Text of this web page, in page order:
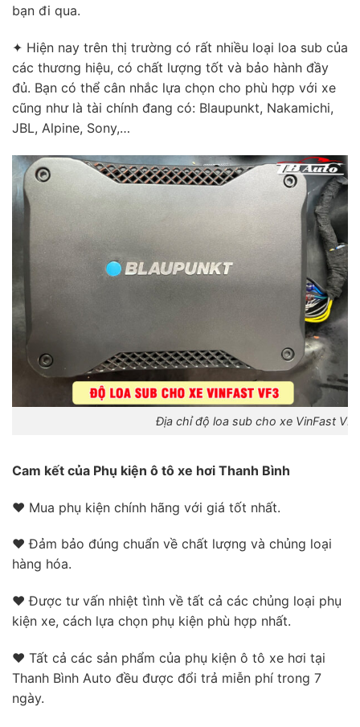
bạn đi qua.
✦ Hiện nay trên thị trường có rất nhiều loại loa sub của
các thương hiệu, có chất lượng tốt và bảo hành đầy
đủ. Bạn có thể cân nhắc lựa chọn cho phù hợp với xe
cũng như là tài chính đang có: Blaupunkt, Nakamichi,
JBL, Alpine, Sony,…
Địa chỉ độ loa sub cho xe VinFast
Cam kết của Phụ kiện ô tô xe hơi Thanh Bình
❤ Mua phụ kiện chính hãng với giá tốt nhất.
❤ Đảm bảo đúng chuẩn về chất lượng và chủng loại
hàng hóa.
❤ Được tư vấn nhiệt tình về tất cả các chủng loại phụ
kiện xe, cách lựa chọn phụ kiện phù hợp nhất.
❤ Tất cả các sản phẩm của phụ kiện ô tô xe hơi tại
Thanh Bình Auto đều được đổi trả miễn phí trong 7
ngày.